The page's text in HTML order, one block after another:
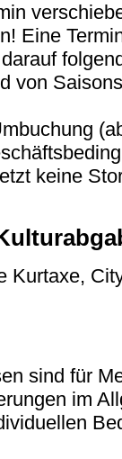
Eine
von
keine
Kurtaxe,
sind für
im